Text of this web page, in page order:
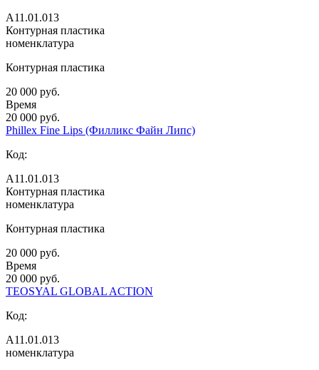
А11.01.013
Контурная пластика
номенклатура
Контурная пластика
20 000 руб.
Время
20 000 руб.
Phillex Fine Lips (Филликс Файн Липс)
Код:
А11.01.013
Контурная пластика
номенклатура
Контурная пластика
20 000 руб.
Время
20 000 руб.
TEOSYAL GLOBAL ACTION
Код:
А11.01.013
номенклатура